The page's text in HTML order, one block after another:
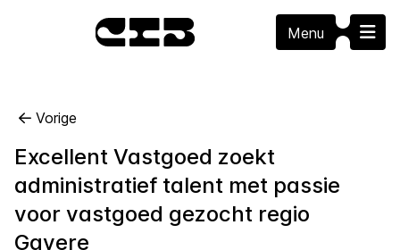
Menu
Vorige
Excellent Vastgoed zoekt
administratief talent met passie
voor vastgoed gezocht regio
Gavere